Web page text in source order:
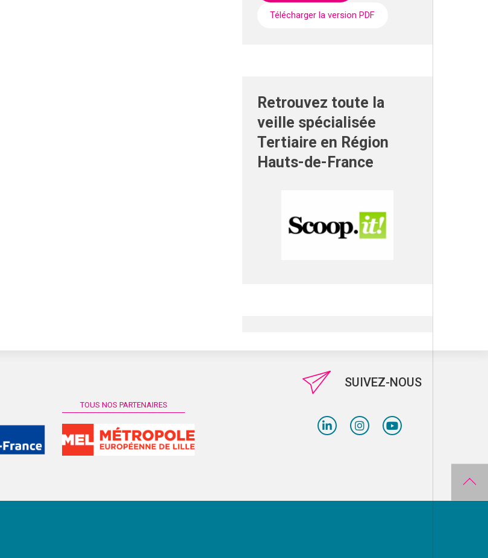
Télécharger la version PDF
Retrouvez toute la
veille spécialisée
Tertiaire en Région
Hauts-de-France
TOUS NOS PARTENAIRES
SUIVEZ-NOUS